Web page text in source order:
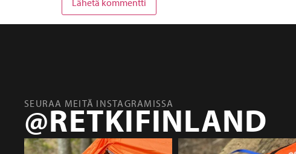
SEURAA MEITÄ INSTAGRAMISSA
@RETKIFINLAND